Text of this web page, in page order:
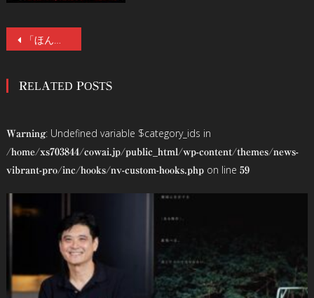
投
ナ
ゲ
ー
シ
ョ
「ほんとにあった怖い話2020」の放送も控える、“Jホラーの父”鶴田法男の最新巻『怪狩り 巻ノ四 希望の星』が10月14日（水）発売！今度はあの事件がモチーフ！ホラーファンも必読の内容！
RELATED POSTS
Warning: Undefined variable $category_ids in
/home/xs703844/cowai.jp/public_html/wp-content/themes/news-
vibrant-pro/inc/hooks/nv-custom-hooks.phpon line 59